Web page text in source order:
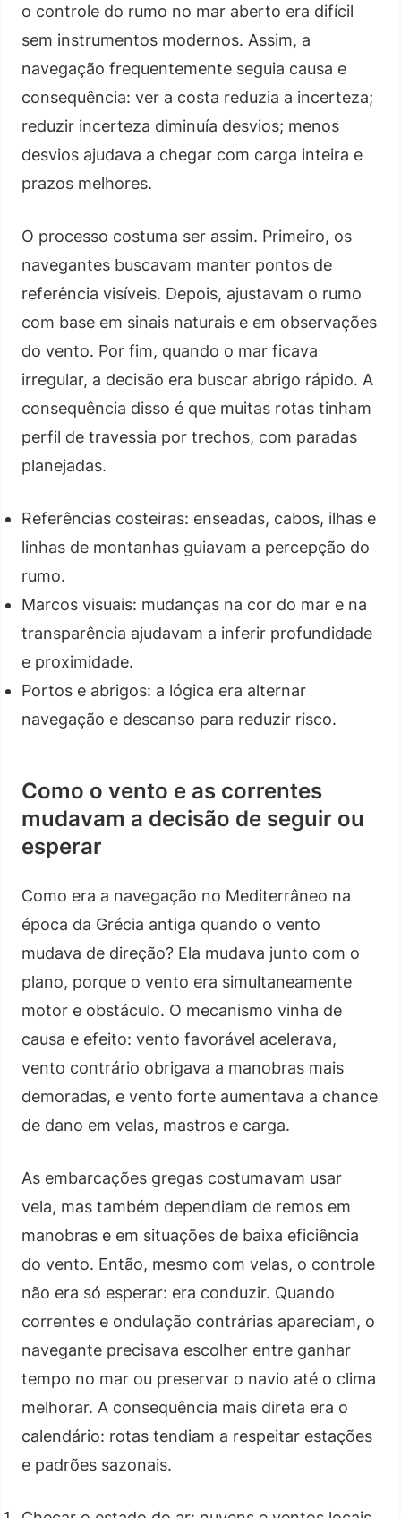
o controle do rumo no mar aberto era difícil
sem instrumentos modernos. Assim, a
navegação frequentemente seguia causa e
consequência: ver a costa reduzia a incerteza;
reduzir incerteza diminuía desvios; menos
desvios ajudava a chegar com carga inteira e
prazos melhores.
O processo costuma ser assim. Primeiro, os
navegantes buscavam manter pontos de
referência visíveis. Depois, ajustavam o rumo
com base em sinais naturais e em observações
do vento. Por fim, quando o mar ficava
irregular, a decisão era buscar abrigo rápido. A
consequência disso é que muitas rotas tinham
perfil de travessia por trechos, com paradas
planejadas.
Referências costeiras: enseadas, cabos, ilhas e
linhas de montanhas guiavam a percepção do
rumo.
Marcos visuais: mudanças na cor do mar e na
transparência ajudavam a inferir profundidade
e proximidade.
Portos e abrigos: a lógica era alternar
navegação e descanso para reduzir risco.
Como o vento e as correntes
mudavam a decisão de seguir ou
esperar
Como era a navegação no Mediterrâneo na
época da Grécia antiga quando o vento
mudava de direção? Ela mudava junto com o
plano, porque o vento era simultaneamente
motor e obstáculo. O mecanismo vinha de
causa e efeito: vento favorável acelerava,
vento contrário obrigava a manobras mais
demoradas, e vento forte aumentava a chance
de dano em velas, mastros e carga.
As embarcações gregas costumavam usar
vela, mas também dependiam de remos em
manobras e em situações de baixa eficiência
do vento. Então, mesmo com velas, o controle
não era só esperar: era conduzir. Quando
correntes e ondulação contrárias apareciam, o
navegante precisava escolher entre ganhar
tempo no mar ou preservar o navio até o clima
melhorar. A consequência mais direta era o
calendário: rotas tendiam a respeitar estações
e padrões sazonais.